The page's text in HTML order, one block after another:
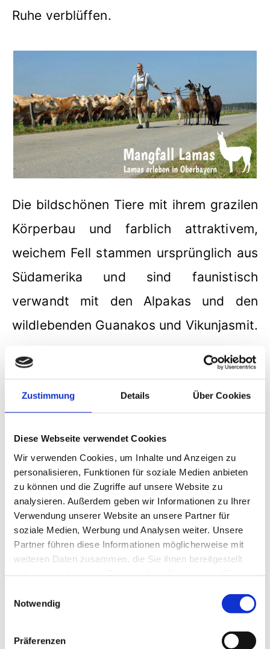
Zustimmung Details Über Cookies
Diese Webseite verwendet Cookies
Wir verwenden Cookies, um Inhalte und Anzeigen zu
personalisieren, Funktionen für soziale Medien anbieten
zu können und die Zugriffe auf unsere Website zu
analysieren. Außerdem geben wir Informationen zu Ihrer
Verwendung unserer Website an unsere Partner für
soziale Medien, Werbung und Analysen weiter. Unsere
Partner führen diese Informationen möglicherweise mit
weiteren Daten zusammen, die Sie ihnen bereitgestellt
Notwendig
Präferenzen
Ruhe verblüffen.
Die bildschönen Tiere mit ihrem grazilen
Körperbau und farblich attraktivem,
weichem Fell stammen ursprünglich aus
Südamerika und sind faunistisch
verwandt mit den Alpakas und den
wildlebenden Guanakos und Vikunjasmit.
Weil die Mangfall-Lamas von klein auf
spucken und laufend auf Trekking-
Touren mit Kindern und Erwachsenen
sind, können sie problemlos angefasst
und wie gewünscht in alle Film-Szenen
integriert werden.
» Zu den Mangfall-Lamas im Münchner
Voralpen-Gebiet